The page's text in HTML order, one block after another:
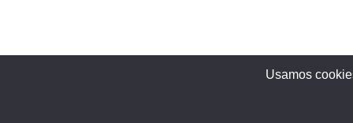
Usamos